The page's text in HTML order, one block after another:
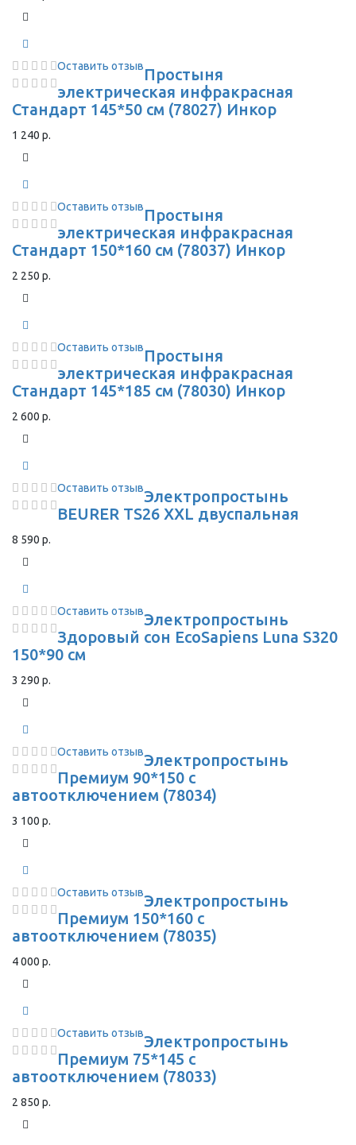
Оставить отзывПростыня
электрическая инфракрасная
Стандарт 145*50 см (78027) Инкор
1 240 р.
Оставить отзывПростыня
электрическая инфракрасная
Стандарт 150*160 см (78037) Инкор
2 250 р.
Оставить отзывПростыня
электрическая инфракрасная
Стандарт 145*185 см (78030) Инкор
2 600 р.
Оставить отзывЭлектропростынь
BEURER TS26 XXL двуспальная
8 590 р.
Оставить отзывЭлектропростынь
Здоровый сон EcoSapiens Luna S320
150*90 см
3 290 р.
Оставить отзывЭлектропростынь
Премиум 90*150 с
автоотключением (78034)
3 100 р.
Оставить отзывЭлектропростынь
Премиум 150*160 с
автоотключением (78035)
4 000 р.
Оставить отзывЭлектропростынь
Премиум 75*145 с
автоотключением (78033)
2 850 р.